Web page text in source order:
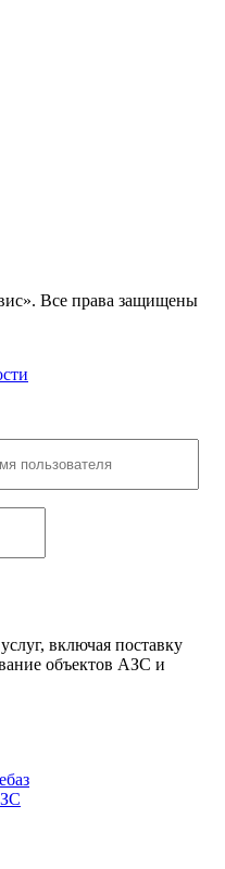
Все права защищены
включая поставку
объектов АЗС и